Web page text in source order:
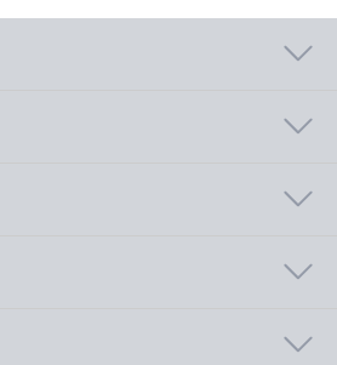
：海外向け伝統工芸作品サイト
規定により決定いたします